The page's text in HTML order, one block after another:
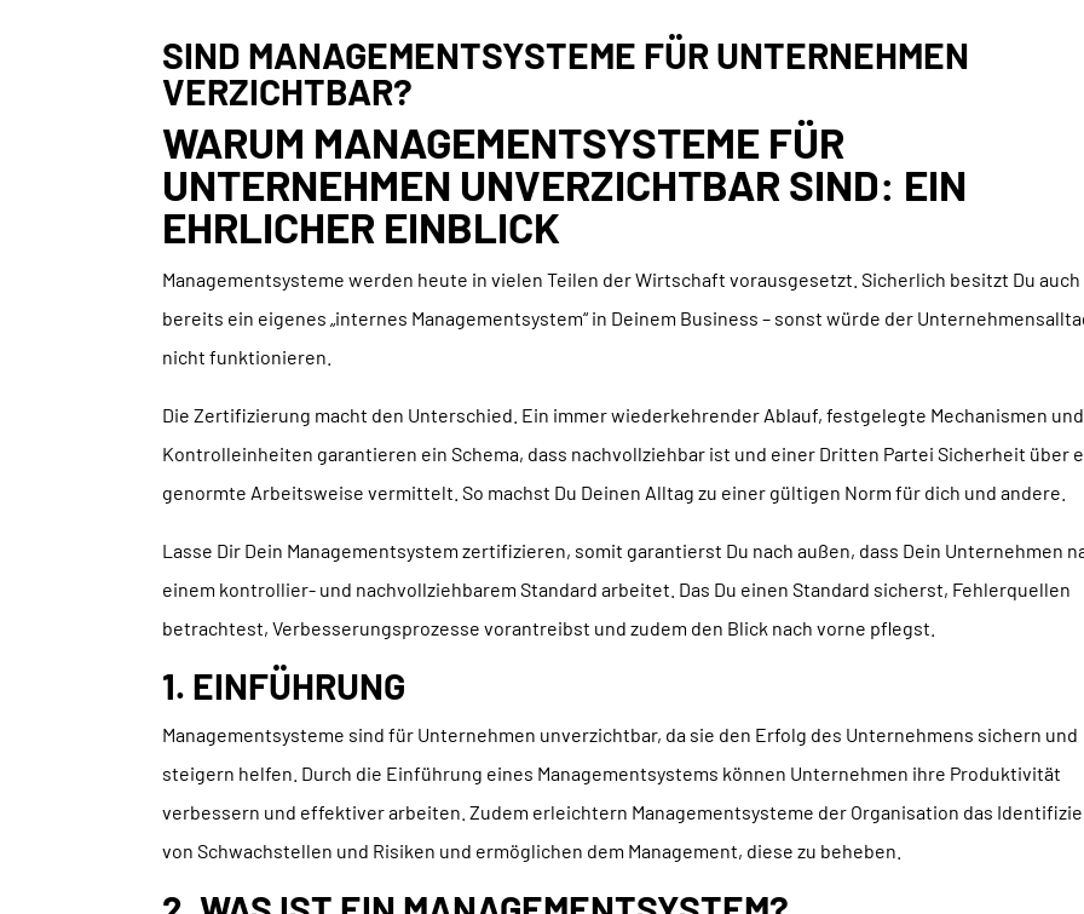
SIND MANAGEMENTSYSTEME FÜR UNTERNEHMEN
VERZICHTBAR?
WARUM MANAGEMENTSYSTEME FÜR
UNTERNEHMEN UNVERZICHTBAR SIND: EIN
EHRLICHER EINBLICK
Managementsysteme werden heute in vielen Teilen der Wirtschaft vorausgesetzt. Sicherlich besitzt Du auch
bereits ein eigenes „internes Managementsystem“ in Deinem Business – sonst würde der
nicht funktionieren.
Die Zertifizierung macht den Unterschied. Ein immer wiederkehrender Ablauf, festgelegte Mechanismen und
Kontrolleinheiten garantieren ein Schema, dass nachvollziehbar ist und einer Dritten Partei Sicherheit über
genormte Arbeitsweise vermittelt. So machst Du Deinen Alltag zu einer gültigen Norm für dich und andere.
Lasse Dir Dein Managementsystem zertifizieren, somit garantierst Du nach außen, dass Dein Unternehmen
einem kontrollier- und nachvollziehbarem Standard arbeitet. Das Du einen Standard sicherst, Fehlerquellen
betrachtest, Verbesserungsprozesse vorantreibst und zudem den Blick nach vorne pflegst.
1. EINFÜHRUNG
Managementsysteme sind für Unternehmen unverzichtbar, da sie den Erfolg des Unternehmens sichern und
steigern helfen. Durch die Einführung eines Managementsystems können Unternehmen ihre Produktivität
verbessern und effektiver arbeiten. Zudem erleichtern Managementsysteme der Organisation das
von Schwachstellen und Risiken und ermöglichen dem Management, diese zu beheben.